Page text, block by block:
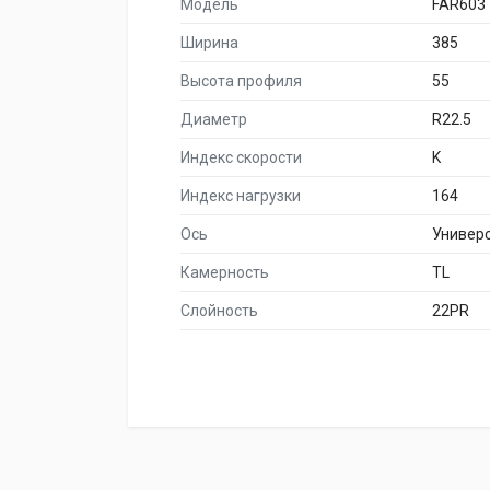
Модель FAR603
Ширина 385
Высота профиля 55
Диаметр R22.5
Индекс скорости K
Индекс нагрузки 164
Ось
Камерность TL
Слойность 22PR